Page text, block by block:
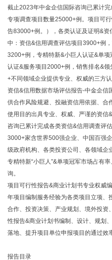
截止2023年中金企信国际咨询已累计
专项调查项目数量25000+例。项目可
告83000+例。），各类认证及证明&
中：资信&信用调查评估项目3900+例
3200+例，专精特新&小巨人认证&单
认证&服务项目2000+例，销售排名&
+不同领域企业提供专业、权威的三方认
资信&信用数据市场评估报告-中金企信
供合作风险规避、投融资信用依据、合
使用目的出具专业、权威、严谨的资
咨询已累计完成各类资信&信用调查评
3000+家含世界500强企业、中国百强
级政府机构、各类投资公司、各领域企
专精特新“小巨人”&单项冠军市场占有
询。
项目可行性报告&商业计划书专业权威
年项目编制服务经验为各类项目立项、
合作、投资决策、产业规划、境外投资
性报告&商业计划书编制、设计、规划
落地、提升项目单位申报项目的通过效
报告目录